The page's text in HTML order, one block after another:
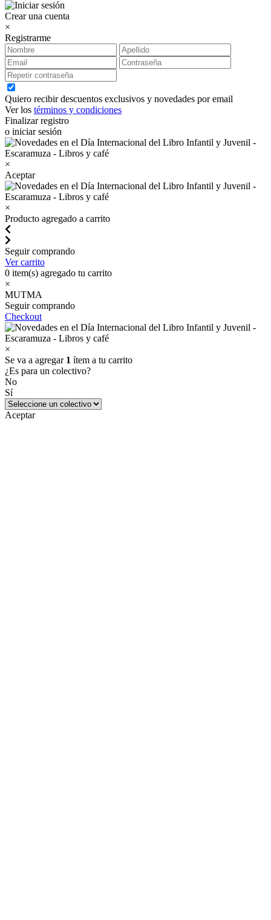
Crear una cuenta
×
Registrarme
Quiero recibir descuentos exclusivos y novedades por email
Ver los términos y condiciones
Finalizar registro
o iniciar sesión
×
Aceptar
×
Producto agregado a carrito
Seguir comprando
Ver carrito
0 item(s) agregado tu carrito
×
MUTMA
Seguir comprando
Checkout
×
Se va a agregar 1 ítem a tu carrito
¿Es para un colectivo?
No
Sí
Aceptar